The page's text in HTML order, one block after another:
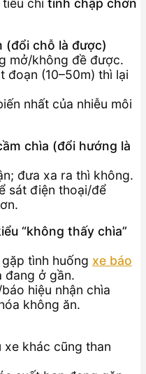
chí tính chập chờn
(đổi chỗ là được)
mở/không đề được.
đoạn (10–50m) thì lại
nhất của nhiễu môi
chìa (đổi hướng là
đưa xa ra thì không.
sát điện thoại/để
“không thấy chìa”
tình huống xe báo
đang ở gần.
hiệu nhận chìa
không ăn.
xe khác cũng than